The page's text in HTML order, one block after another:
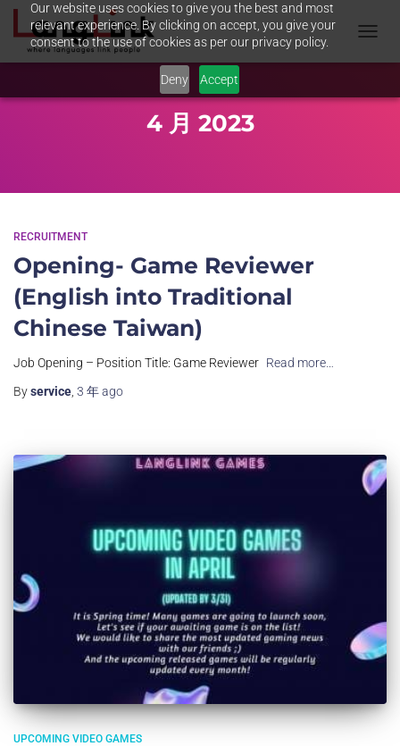
Our website uses cookies to give you the best and most
relevant experience. By clicking on accept, you give your
consent to the use of cookies as per our privacy policy.
Deny Accept
4 月 2023
RECRUITMENT
Opening- Game Reviewer
(English into Traditional
Chinese Taiwan)
Job Opening – Position Title: Game Reviewer Read more…
Byservice 3 年ago
UPCOMING VIDEO GAMES